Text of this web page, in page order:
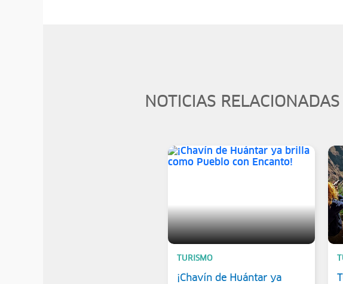
NOTICIAS RELACIONADAS
TURISMO
¡Chavín de Huántar ya